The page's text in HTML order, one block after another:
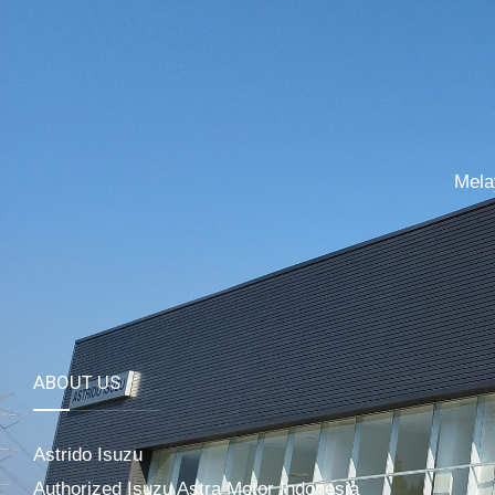
ABOUT US
Astrido Isuzu
Authorized Isuzu Astra Motor Indonesia